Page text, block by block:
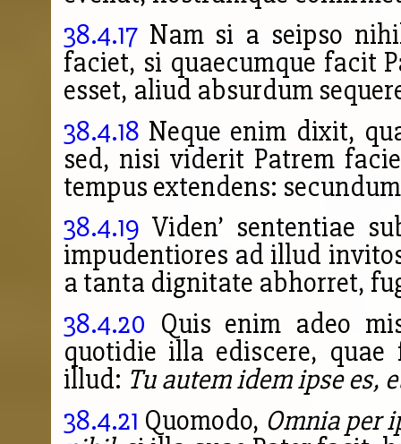
38.4.17Nam si a seipso
faciet, si quaecumque facit
esset, aliud absurdum
38.4.18 Neque enim dixit,
sed, nisi viderit Patrem
tempus extendens:
38.4.19 Viden’ sententiae
impudentiores ad illud
a tanta dignitate abhorret,
38.4.20 Quis enim adeo
quotidie illa ediscere, quae
illud: Tu autem idem ipse es,
38.4.21 Quomodo, Omnia per